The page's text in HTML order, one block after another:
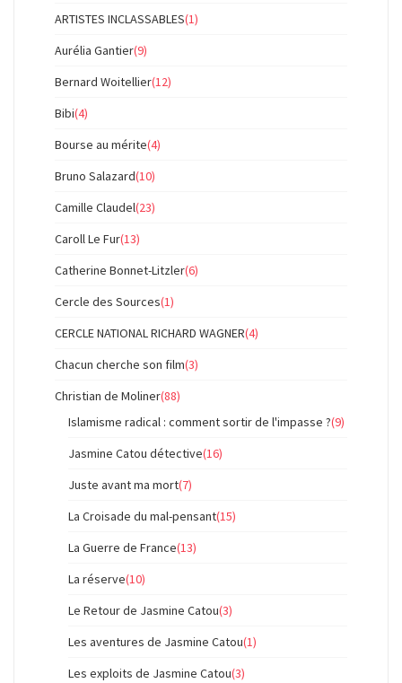
ARTISTES INCLASSABLES(1)
Aurélia Gantier(9)
Bernard Woitellier(12)
Bibi(4)
Bourse au mérite(4)
Bruno Salazard(10)
Camille Claudel(23)
Caroll Le Fur(13)
Catherine Bonnet-Litzler(6)
Cercle des Sources(1)
CERCLE NATIONAL RICHARD WAGNER(4)
Chacun cherche son film(3)
Christian de Moliner(88)
Islamisme radical : comment sortir de l'impasse ?(9)
Jasmine Catou détective(16)
Juste avant ma mort(7)
La Croisade du mal-pensant(15)
La Guerre de France(13)
La réserve(10)
Le Retour de Jasmine Catou(3)
Les aventures de Jasmine Catou(1)
Les exploits de Jasmine Catou(3)